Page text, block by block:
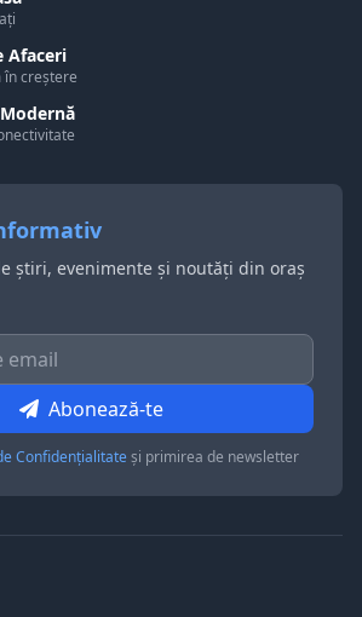
Afaceri
în creștere
știri, evenimente și noutăți din oraș
Abonează-te
Confidențialitateși primirea de newsletter